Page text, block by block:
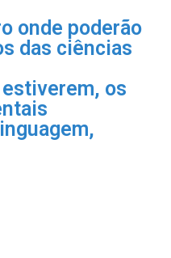
onde poderão
das ciências
os